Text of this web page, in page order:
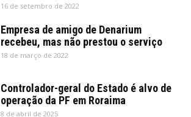
16 de setembro de 2022
Empresa de amigo de Denarium
recebeu, mas não prestou o serviço
18 de março de 2022
Controlador-geral do Estado é alvo de
operação da PF em Roraima
8 de abril de 2025